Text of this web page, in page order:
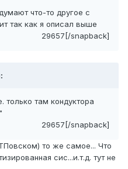
что-то другое с
так как я описал выше
29657[/snapback]
там кондуктора
29657[/snapback]
то же самое... Что
сис...и.т.д. тут не